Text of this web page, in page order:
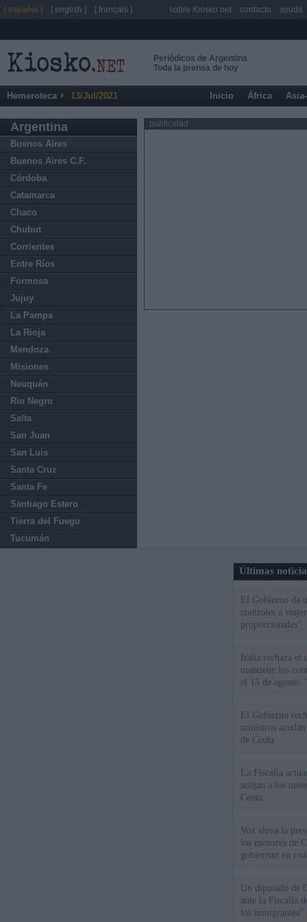
Periódicos de Argentina
Toda la prensa de hoy
Hemeroteca 13/Jul/2021 Inicio África
Argentina
Buenos Aires
Buenos Aires C.F.
Córdoba
Catamarca
Chaco
Chubut
Corrientes
Entre Ríos
Formosa
Jujuy
La Pampa
La Rioja
Mendoza
Misiones
Neuquén
Rio Negro
Salta
San Juan
San Luis
Santa Cruz
Santa Fe
Santiago Estero
Tierra del Fuego
Tucumán
publicidad
Últimas
El Gobierno da
controles a
proporcionales"
Italia rechaza
mantiene los
el 15 de agosto:
El Gobierno
ministros
de Ceuta
La Fiscalía
acojan a los
Ceuta
Vox eleva la
los menores de
gobiernan en
Un diputado de
ante la Fiscalía
los inmigrantes”
[ español ] [ english ] [ français ] sobre Kiosko.net contacto ayuda